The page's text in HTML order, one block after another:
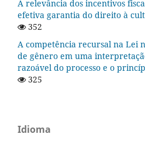
A relevância dos incentivos
efetiva garantia do direito à
352
A competência recursal na Lei
de gênero em uma
razoável do processo e o
325
Idioma